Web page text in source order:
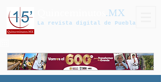
.MX
La revista digital de Puebla